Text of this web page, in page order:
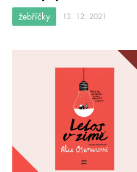
žebříčky 13. 12. 2021